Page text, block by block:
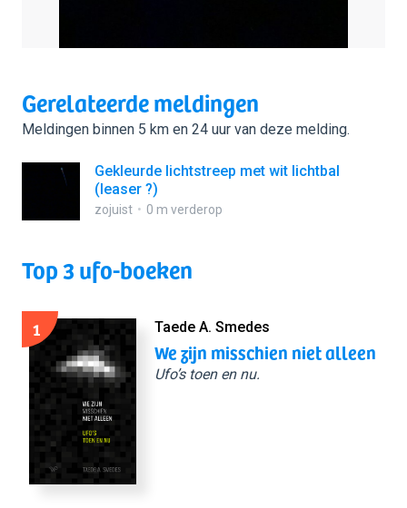
Gerelateerde meldingen
Meldingen binnen 5 km en 24 uur van deze melding.
Gekleurde lichtstreep met wit lichtbal
(leaser ?)
zojuist 0 m verderop
Top 3 ufo-boeken
1 Taede A. Smedes
We zijn misschien niet alleen
Ufo’s toen en nu.